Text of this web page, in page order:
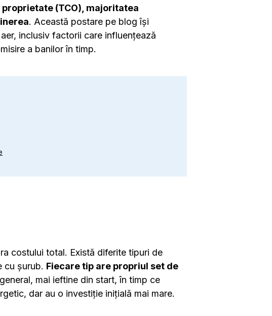
(TCO), majoritatea
. Această postare pe blog își
inclusiv factorii care influențează
a banilor în timp.
costului total. Există diferite tipuri de
cu șurub. Fiecare tip are propriul set de
mai ieftine din start, în timp ce
dar au o investiție inițială mai mare.